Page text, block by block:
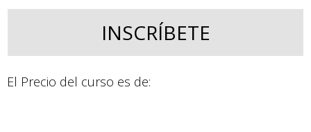
INSCRÍBETE
El Precio del curso es de: